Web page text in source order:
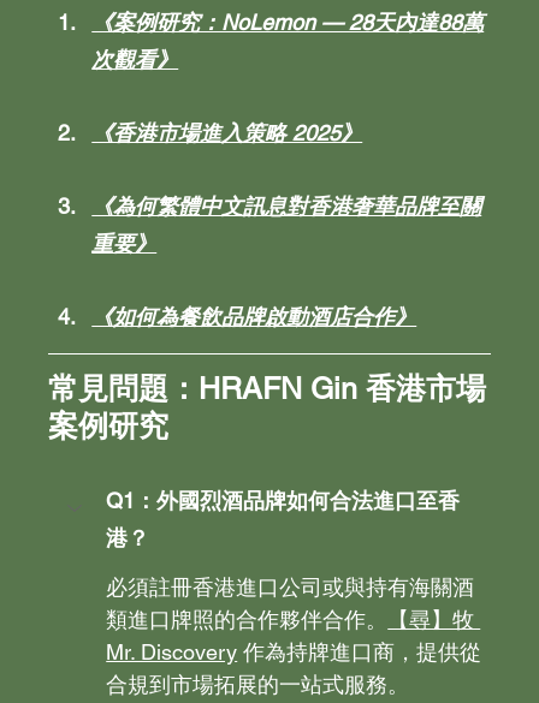
《案例研究：NoLemon — 28天內達88萬
次觀看》
《香港市場進入策略 2025》
《為何繁體中文訊息對香港奢華品牌至關
重要》
《如何為餐飲品牌啟動酒店合作》
常見問題：HRAFN Gin 香港市場
案例研究
Q1：外國烈酒品牌如何合法進口至香
港？
必須註冊香港進口公司或與持有海關酒
類進口牌照的合作夥伴合作。
【尋】牧
Mr. Discovery 作為持牌進口商，提供從
合規到市場拓展的一站式服務。